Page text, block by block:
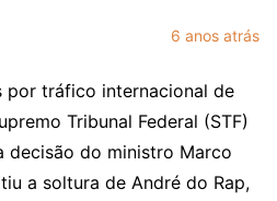
6 anos atrás
por tráfico internacional de
Tribunal Federal (STF)
decisão do ministro Marco
a soltura de André do Rap,